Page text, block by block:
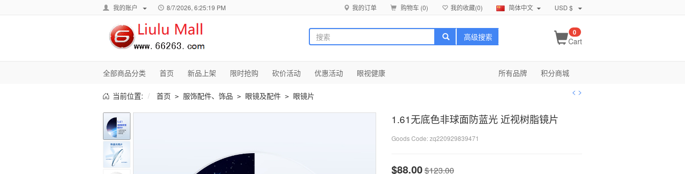
我的账户 8/7/2026, 6:25:21 PM 我的订单 购物车 (0) 我的收藏(0) 简体中文 USD $
高级搜索 Cart
0
全部商品分类 首页 新品上架 限时抢购 砍价活动 优惠活动 眼视健康 积分商城
所有品牌
当前位置: 首页 > 服饰配件、饰品 > 眼镜及配件 > 眼镜片 < >
1.61无底色非球面防蓝光 近视树脂镜片
Goods Code:zq220929839471
$88.00$123.00